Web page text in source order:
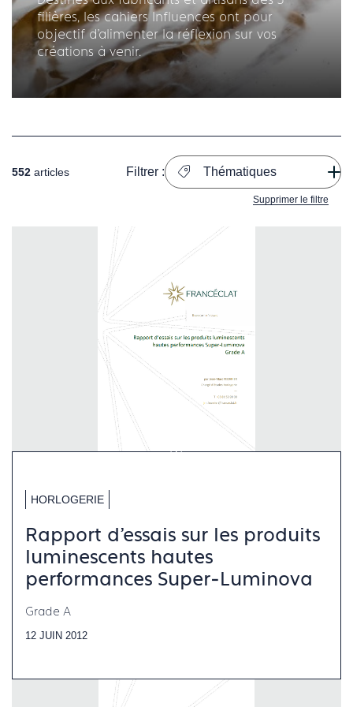
filières, les cahiers Influences ont pour
objectif d'alimenter la réflexion sur vos
créations à venir.
552 articles Filtrer : Thématiques
Supprimer le filtre
HORLOGERIE
Rapport d’essais sur les produits
luminescents hautes
performances Super‐Luminova
Grade A
12 JUIN 2012